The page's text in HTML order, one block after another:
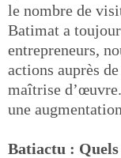
le nombre de
Batimat a
entrepreneurs,
actions auprès
maîtrise
une
Batiactu : Quels